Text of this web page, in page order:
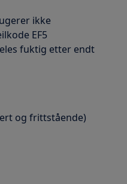
ikke
EF5
fuktig etter endt
og frittstående)